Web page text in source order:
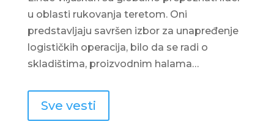
u oblasti rukovanja teretom. Oni
predstavljaju savršen izbor za unapređenje
logističkih operacija, bilo da se radi o
skladištima, proizvodnim halama…
Sve vesti